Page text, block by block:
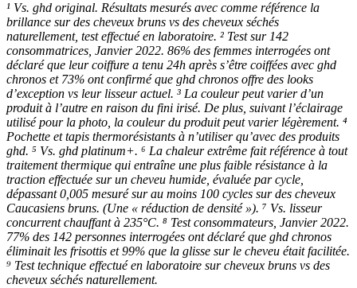
¹ Vs. ghd original. Résultats mesurés avec comme référence la
brillance sur des cheveux bruns vs des cheveux séchés
naturellement, test effectué en laboratoire. ² Test sur 142
consommatrices, Janvier 2022. 86% des femmes interrogées ont
déclaré que leur coiffure a tenu 24h après s’être coiffées avec ghd
chronos et 73% ont confirmé que ghd chronos offre des looks
d’exception vs leur lisseur actuel. ³ La couleur peut varier d’un
produit à l’autre en raison du fini irisé. De plus, suivant l’éclairage
utilisé pour la photo, la couleur du produit peut varier légèrement. ⁴
Pochette et tapis thermorésistants à n’utiliser qu’avec des produits
ghd. ⁵ Vs. ghd platinum+. ⁶ La chaleur extrême fait référence à tout
traitement thermique qui entraîne une plus faible résistance à la
traction effectuée sur un cheveu humide, évaluée par cycle,
dépassant 0,005 mesuré sur au moins 100 cycles sur des cheveux
Caucasiens bruns. (Une « réduction de densité »). ⁷ Vs. lisseur
concurrent chauffant à 235°C. ⁸ Test consommateurs, Janvier 2022.
77% des 142 personnes interrogées ont déclaré que ghd chronos
éliminait les frisottis et 99% que la glisse sur le cheveu était facilitée.
⁹ Test technique effectué en laboratoire sur cheveux bruns vs des
cheveux séchés naturellement.